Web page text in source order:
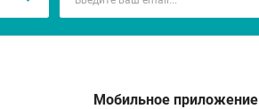
Мобильное приложение